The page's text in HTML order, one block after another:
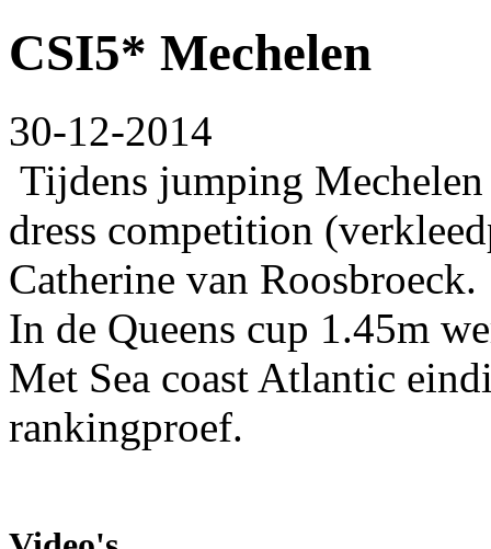
CSI5* Mechelen
30-12-2014
Tijdens jumping
dress competition
Catherine van Roosbroeck.
In de Queens cup 1.45m
Met Sea coast Atlantic
rankingproef.